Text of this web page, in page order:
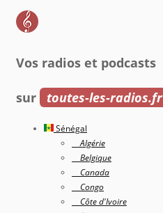
Vos radios et podcasts
sur toutes-les-radios.fr
Sénégal
Algérie
Belgique
Canada
Congo
Côte d'Ivoire